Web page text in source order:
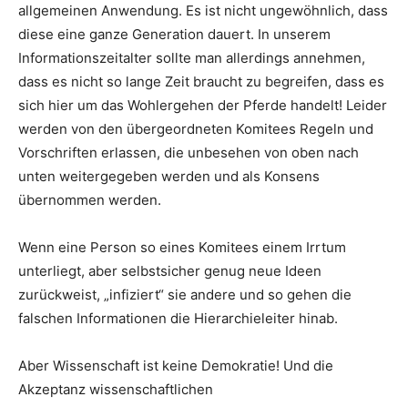
allgemeinen Anwendung. Es ist nicht ungewöhnlich, dass
diese eine ganze Generation dauert. In unserem
Informationszeitalter sollte man allerdings annehmen,
dass es nicht so lange Zeit braucht zu begreifen, dass es
sich hier um das Wohlergehen der Pferde handelt! Leider
werden von den übergeordneten Komitees Regeln und
Vorschriften erlassen, die unbesehen von oben nach
unten weitergegeben werden und als Konsens
übernommen werden.
Wenn eine Person so eines Komitees einem Irrtum
unterliegt, aber selbstsicher genug neue Ideen
zurückweist, „infiziert“ sie andere und so gehen die
falschen Informationen die Hierarchieleiter hinab.
Aber Wissenschaft ist keine Demokratie! Und die
Akzeptanz wissenschaftlichen